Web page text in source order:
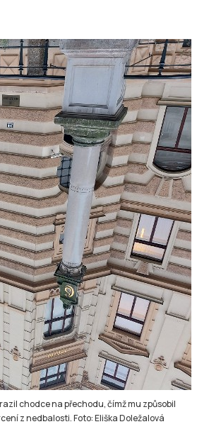
chodce na přechodu, čímž mu způsobil
z nedbalosti. Foto: Eliška Doležalová